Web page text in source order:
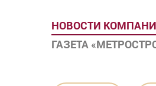
НОВОСТИ
ГАЗЕТА